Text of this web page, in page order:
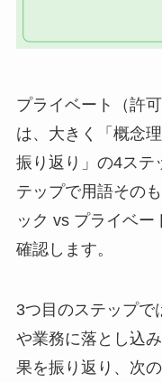
プライベート（許
は、大きく「概念
振り返り」の4ステ
テップで用語その
ック vs プライベー
確認します。
3つ目のステップで
や業務に落とし込
果を振り返り、次